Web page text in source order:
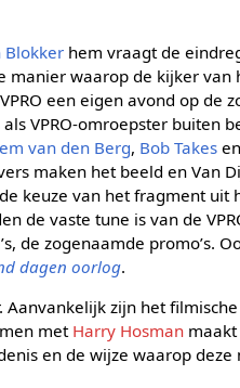
Blokker hem vraagt de
manier waarop de kijker van
een eigen avond op de
als VPRO-omroepster buiten
van den Berg, Bob Takes en
maken het beeld en Van
keuze van het fragment uit
de vaste tune is van de
de zogenaamde promo’s.
dagen oorlog.
zijn het
metHarry Hosman maakt
en de wijze waarop deze